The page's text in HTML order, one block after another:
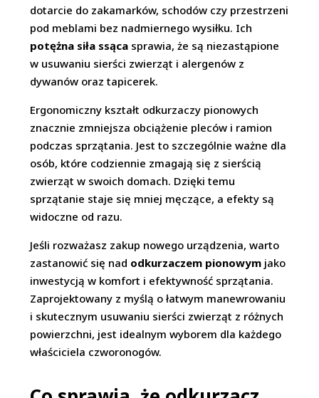
dotarcie do zakamarków, schodów czy przestrzeni
pod meblami bez nadmiernego wysiłku. Ich
potężna siła ssąca sprawia, że są niezastąpione
w usuwaniu sierści zwierząt i alergenów z
dywanów oraz tapicerek.
Ergonomiczny kształt odkurzaczy pionowych
znacznie zmniejsza obciążenie pleców i ramion
podczas sprzątania. Jest to szczególnie ważne dla
osób, które codziennie zmagają się z sierścią
zwierząt w swoich domach. Dzięki temu
sprzątanie staje się mniej męczące, a efekty są
widoczne od razu.
Jeśli rozważasz zakup nowego urządzenia, warto
zastanowić się nad odkurzaczem pionowym jako
inwestycją w komfort i efektywność sprzątania.
Zaprojektowany z myślą o łatwym manewrowaniu
i skutecznym usuwaniu sierści zwierząt z różnych
powierzchni, jest idealnym wyborem dla każdego
właściciela czworonogów.